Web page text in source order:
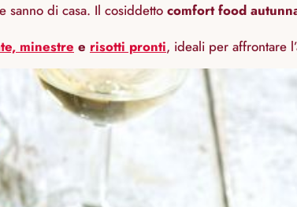
sanno di casa. Il cosiddetto comfort food
minestre e risotti pronti, ideali per affrontare